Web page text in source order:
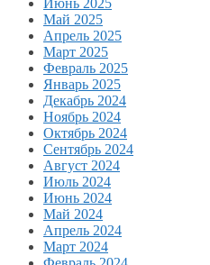
Июнь 2025
Май 2025
Апрель 2025
Март 2025
Февраль 2025
Январь 2025
Декабрь 2024
Ноябрь 2024
Октябрь 2024
Сентябрь 2024
Август 2024
Июль 2024
Июнь 2024
Май 2024
Апрель 2024
Март 2024